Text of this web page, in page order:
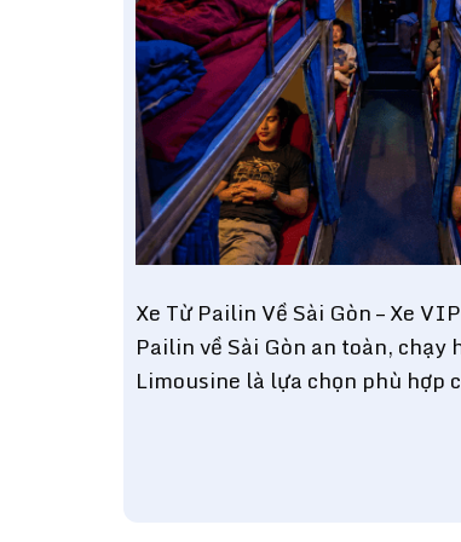
Xe Từ Pailin Về Sài Gòn – Xe
Pailin về Sài Gòn an toàn,
Limousine là lựa chọn phù hợp